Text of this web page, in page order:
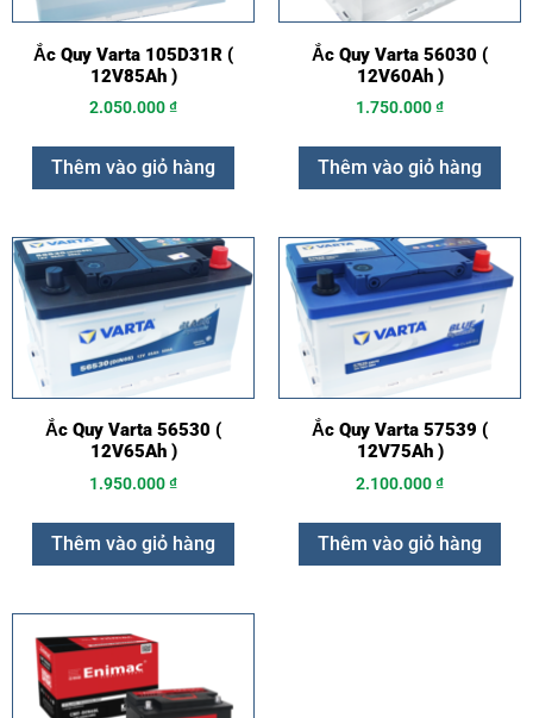
Ắc Quy Varta 105D31R (
12V85Ah )
2.050.000₫
Thêm vào giỏ hàng
Ắc Quy Varta 56030 (
12V60Ah )
1.750.000₫
Thêm vào giỏ hàng
Ắc Quy Varta 56530 (
12V65Ah )
1.950.000₫
Thêm vào giỏ hàng
Ắc Quy Varta 57539 (
12V75Ah )
2.100.000₫
Thêm vào giỏ hàng